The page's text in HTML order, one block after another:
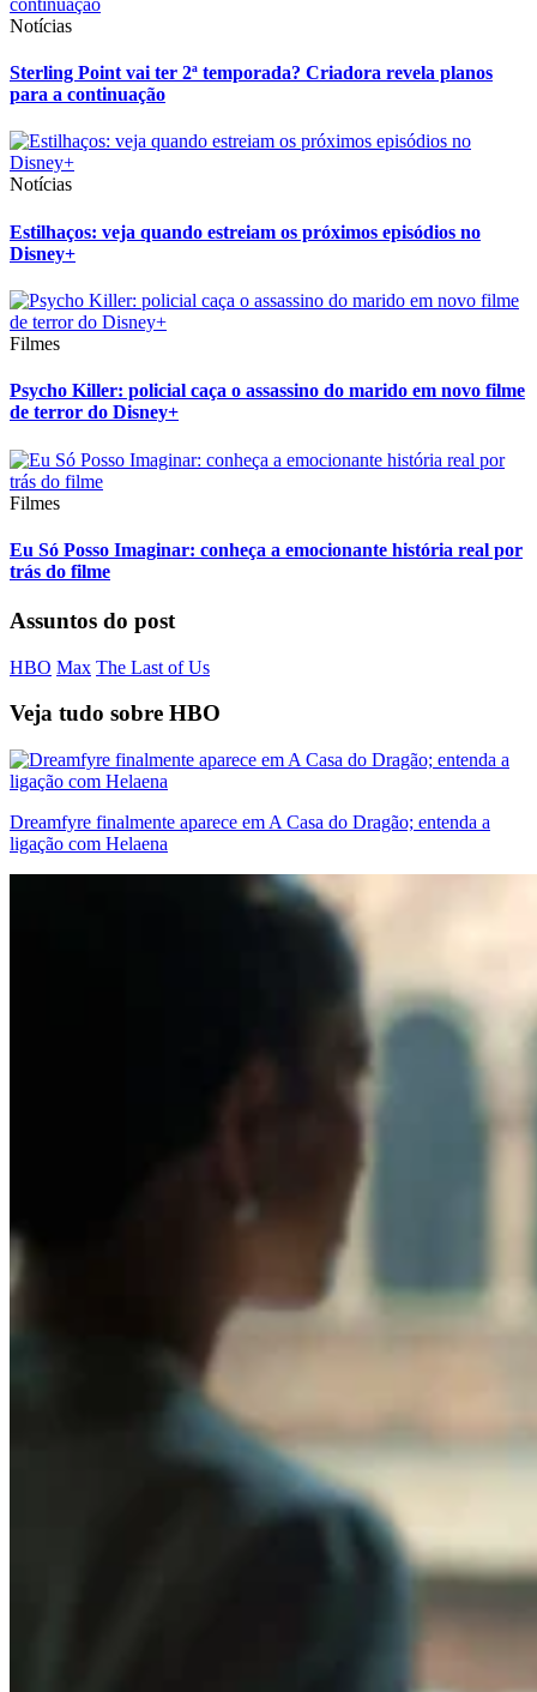
Notícias
Sterling Point vai ter 2ª temporada? Criadora revela planos
para a continuação
Notícias
Estilhaços: veja quando estreiam os próximos episódios no
Disney+
Filmes
Psycho Killer: policial caça o assassino do marido em novo filme
de terror do Disney+
Filmes
Eu Só Posso Imaginar: conheça a emocionante história real por
trás do filme
Assuntos do post
HBO Max The Last of Us
Veja tudo sobre HBO
Dreamfyre finalmente aparece em A Casa do Dragão; entenda a
ligação com Helaena